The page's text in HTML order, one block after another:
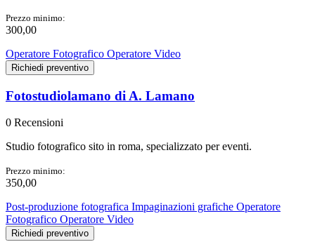
Prezzo minimo:
300,00
Operatore Fotografico Operatore Video
Richiedi preventivo
Fotostudiolamano di A. Lamano
0 Recensioni
Studio fotografico sito in roma, specializzato per eventi.
Prezzo minimo:
350,00
Post-produzione fotografica Impaginazioni grafiche Operatore
Fotografico Operatore Video
Richiedi preventivo